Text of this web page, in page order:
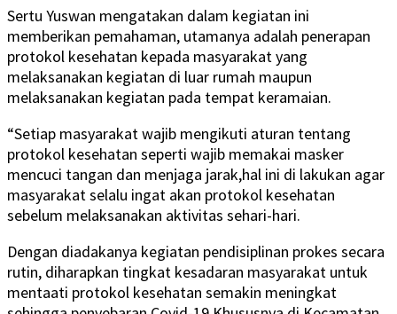
Sertu Yuswan mengatakan dalam kegiatan ini
memberikan pemahaman, utamanya adalah penerapan
protokol kesehatan kepada masyarakat yang
melaksanakan kegiatan di luar rumah maupun
melaksanakan kegiatan pada tempat keramaian.
“Setiap masyarakat wajib mengikuti aturan tentang
protokol kesehatan seperti wajib memakai masker
mencuci tangan dan menjaga jarak,hal ini di lakukan agar
masyarakat selalu ingat akan protokol kesehatan
sebelum melaksanakan aktivitas sehari-hari.
Dengan diadakanya kegiatan pendisiplinan prokes secara
rutin, diharapkan tingkat kesadaran masyarakat untuk
mentaati protokol kesehatan semakin meningkat